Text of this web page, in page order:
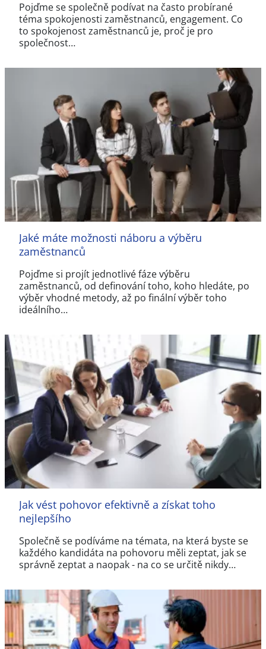
Pojďme se společně podívat na často probírané
téma spokojenosti zaměstnanců, engagement. Co
to spokojenost zaměstnanců je, proč je pro
společnost…
Jaké máte možnosti náboru a výběru
zaměstnanců
Pojďme si projít jednotlivé fáze výběru
zaměstnanců, od definování toho, koho hledáte, po
výběr vhodné metody, až po finální výběr toho
ideálního…
Jak vést pohovor efektivně a získat toho
nejlepšího
Společně se podíváme na témata, na která byste se
každého kandidáta na pohovoru měli zeptat, jak se
správně zeptat a naopak - na co se určitě nikdy…